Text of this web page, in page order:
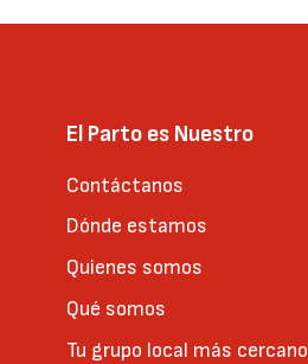
El Parto es Nuestro
Contáctanos
Dónde estamos
Quienes somos
Qué somos
Tu grupo local más cercano